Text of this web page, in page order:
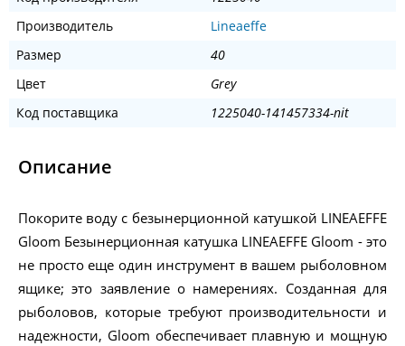
Производитель
Lineaeffe
Размер
40
Цвет
Grey
Код поставщика
1225040-141457334-nit
Описание
Покорите воду с безынерционной катушкой LINEAEFFE
Gloom Безынерционная катушка LINEAEFFE Gloom - это
не просто еще один инструмент в вашем рыболовном
ящике; это заявление о намерениях. Созданная для
рыболовов, которые требуют производительности и
надежности, Gloom обеспечивает плавную и мощную